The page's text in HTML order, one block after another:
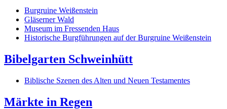
Burgruine Weißenstein
Gläserner Wald
Museum im Fressenden Haus
Historische Burgführungen auf der Burgruine Weißenstein
Bibelgarten Schweinhütt
Biblische Szenen des Alten und Neuen Testamentes
Märkte in Regen